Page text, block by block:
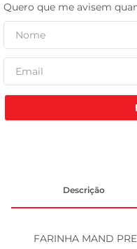
Descrição
FARINHA MAND
celular